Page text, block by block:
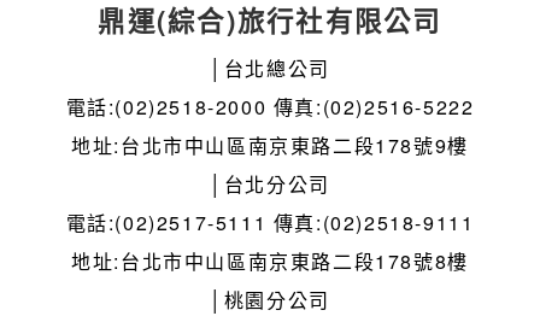
鼎運(綜合)旅行社有限公司
│台北總公司
電話:(02)2518-2000 傳真:(02)2516-5222
地址:台北市中山區南京東路二段178號9樓
│台北分公司
電話:(02)2517-5111 傳真:(02)2518-9111
地址:台北市中山區南京東路二段178號8樓
│桃園分公司